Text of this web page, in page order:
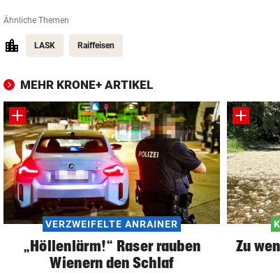
Ähnliche Themen
LASK Raiffeisen
MEHR KRONE+ ARTIKEL
VERZWEIFELTE ANRAINER
„Höllenlärm!“ Raser rauben
Wienern den Schlaf
Zu